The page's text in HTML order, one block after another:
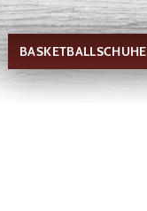
BASKETBALLSCHUHE